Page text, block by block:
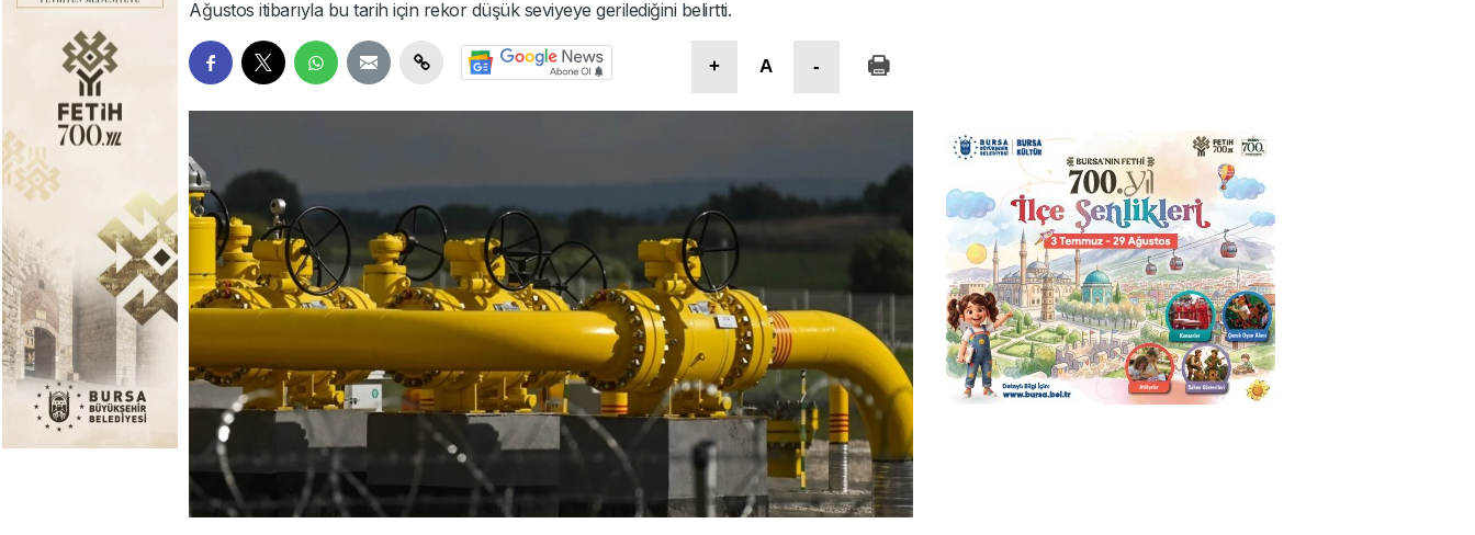
Ağustos itibarıyla bu tarih için rekor düşük seviyeye gerilediğini belirtti.
+ A -